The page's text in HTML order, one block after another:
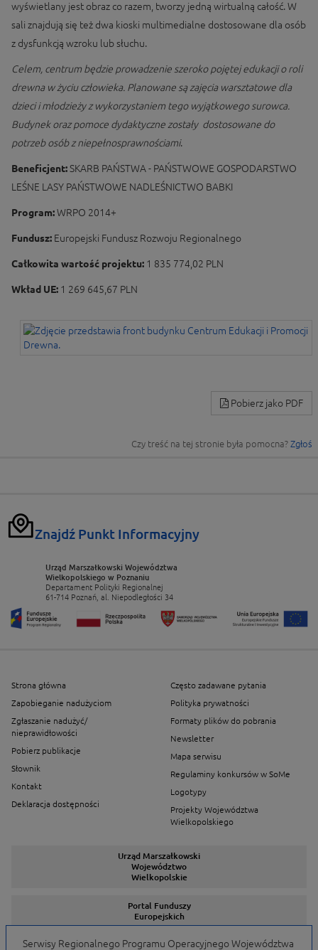
wyświetlany jest obraz co razem, tworzy jedną wirtualną całość. W
sali znajdują się też dwa kioski multimedialne dostosowane dla osób
z dysfunkcją wzroku lub słuchu.
Celem, centrum będzie prowadzenie szeroko pojętej edukacji o roli
drewna w życiu człowieka. Planowane są zajęcia warsztatowe dla
dzieci i młodzieży z wykorzystaniem tego wyjątkowego surowca.
Budynek oraz pomoce dydaktyczne zostały dostosowane do
potrzeb osób z niepełnosprawnościami.
Beneficjent: SKARB PAŃSTWA - PAŃSTWOWE GOSPODARSTWO
LEŚNE LASY PAŃSTWOWE NADLEŚNICTWO BABKI
Program:WRPO 2014+
Fundusz: Europejski Fundusz Rozwoju Regionalnego
Całkowita wartość projektu: 1 835 774,02 PLN
Wkład UE: 1 269 645,67 PLN
Pobierz jako PDF
Czy treść na tej stronie była pomocna? Zgłoś
Znajdź Punkt Informacyjny
Urząd Marszałkowski Województwa
Wielkopolskiego w Poznaniu
Departament Polityki Regionalnej
61-714 Poznań, al. Niepodległości 34
Strona główna
Zapobieganie nadużyciom
Zgłaszanie nadużyć/
nieprawidłowości
Pobierz publikacje
Słownik
Kontakt
Deklaracja dostępności
Często zadawane pytania
Polityka prywatności
Formaty plików do pobrania
Newsletter
Mapa serwisu
Regulaminy konkursów w SoMe
Logotypy
Projekty Województwa
Wielkopolskiego
Urząd Marszałkowski
Województwo
Wielkopolskie
Portal Funduszy
Europejskich
Serwisy Regionalnego Programu Operacyjnego Województwa